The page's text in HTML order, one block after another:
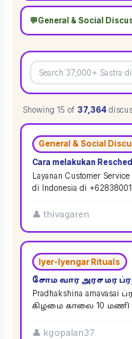
💬General & Social
Showing 15 of 37,364
General & Social
Cara melakukan
Layanan Customer
di Indonesia di
👤 thivagaren
Iyer-Iyengar Rituals
சோம வார அரச மர
Pradhakshina amavasai ப்ரதக்ஷிண அமாவாசை 02-09-2024 திங்கட்
கிழமை காலை 10
👤 kgopalan37